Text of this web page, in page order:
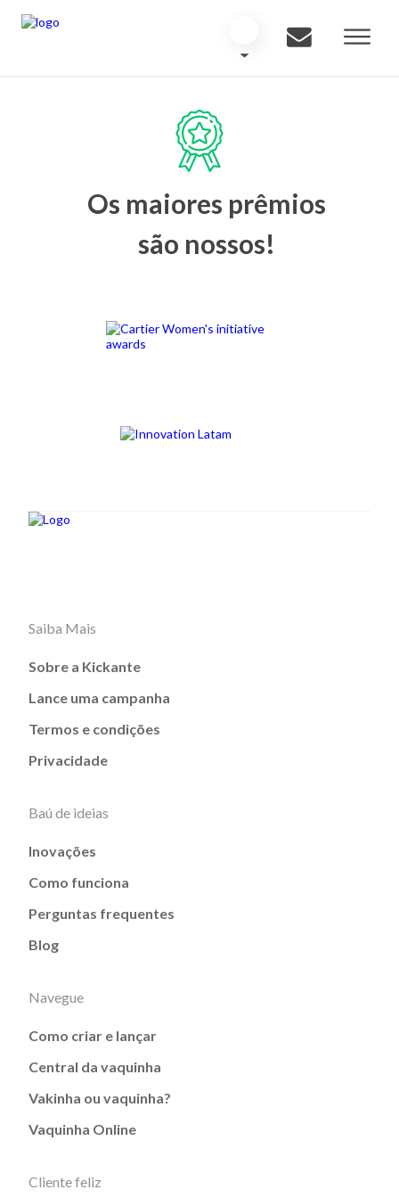
Os maiores prêmios
são nossos!
Saiba Mais
Sobre a Kickante
Lance uma campanha
Termos e condições
Privacidade
Baú de ideias
Inovações
Como funciona
Perguntas frequentes
Blog
Navegue
Como criar e lançar
Central da vaquinha
Vakinha ou vaquinha?
Vaquinha Online
Cliente feliz